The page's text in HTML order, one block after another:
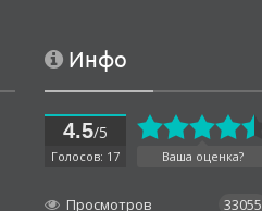
Инфо
4.5/5
Голосов: 17 Ваша оценка?
Просмотров
33055